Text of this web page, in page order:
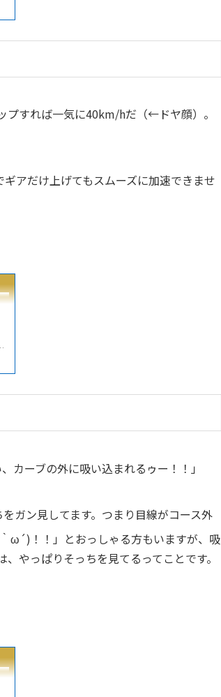
プすれば一気に40km/hだ（←ドヤ顔）。
アだけ上げてもスムーズに加速できませ
カーブの外に吸い込まれるゥー！！」
ガン見してます。つまり目線がコース外
ω´)！！」とおっしゃる方もいますが、吸
やっぱりそっちを見てるってことです。